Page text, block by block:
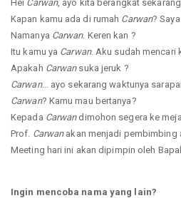
Hei Carwan, ayo kita berangkat
Kapan kamu ada di rumah Carwan?
Namanya Carwan. Keren kan ?
Itu kamu ya Carwan. Aku sudah mencari
Apakah Carwansuka jeruk ?
Carwan... ayo sekarang waktunya
Carwan? Kamu mau bertanya?
Kepada Carwandimohon segera ke
Prof. Carwanakan menjadi pembimbing
Meeting hari ini akan dipimpin oleh
Ingin mencoba nama yang lain?